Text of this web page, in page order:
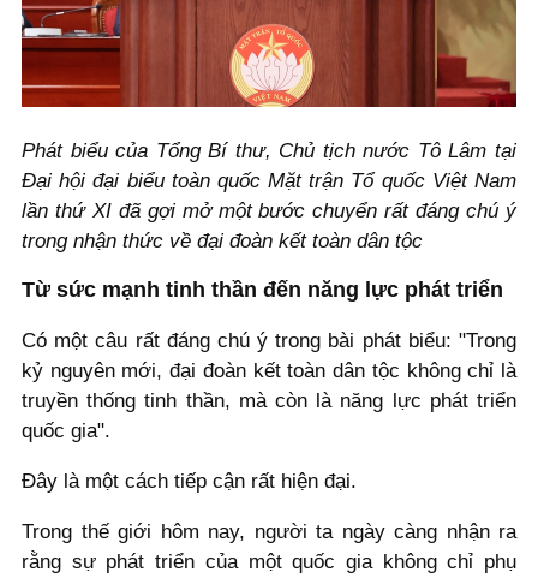
Phát biểu của Tổng Bí thư, Chủ tịch nước Tô Lâm tại
Đại hội đại biểu toàn quốc Mặt trận Tổ quốc Việt Nam
lần thứ XI đã gợi mở một bước chuyển rất đáng chú ý
trong nhận thức về đại đoàn kết toàn dân tộc
Từ sức mạnh tinh thần đến năng lực phát triển
Có một câu rất đáng chú ý trong bài phát biểu: "Trong
kỷ nguyên mới, đại đoàn kết toàn dân tộc không chỉ là
truyền thống tinh thần, mà còn là năng lực phát triển
quốc gia".
Đây là một cách tiếp cận rất hiện đại.
Trong thế giới hôm nay, người ta ngày càng nhận ra
rằng sự phát triển của một quốc gia không chỉ phụ